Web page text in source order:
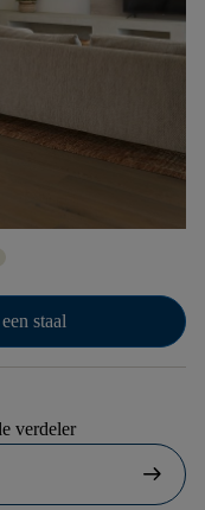
staal
verdeler
arrow_right_alt